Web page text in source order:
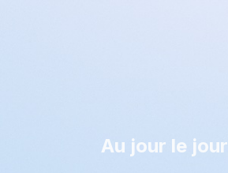
Au jour le jour